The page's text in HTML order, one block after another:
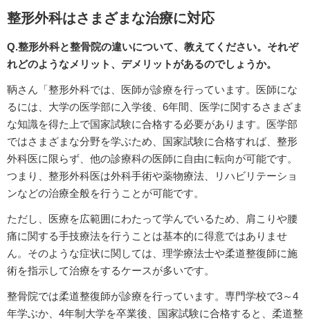
整形外科はさまざまな治療に対応
Q.整形外科と整骨院の違いについて、教えてください。それぞ
れどのようなメリット、デメリットがあるのでしょうか。
鞆さん「整形外科では、医師が診療を行っています。医師にな
るには、大学の医学部に入学後、6年間、医学に関するさまざま
な知識を得た上で国家試験に合格する必要があります。医学部
ではさまざまな分野を学ぶため、国家試験に合格すれば、整形
外科医に限らず、他の診療科の医師に自由に転向が可能です。
つまり、整形外科医は外科手術や薬物療法、リハビリテーショ
ンなどの治療全般を行うことが可能です。
ただし、医療を広範囲にわたって学んでいるため、肩こりや腰
痛に関する手技療法を行うことは基本的に得意ではありませ
ん。そのような症状に関しては、理学療法士や柔道整復師に施
術を指示して治療をするケースが多いです。
整骨院では柔道整復師が診療を行っています。専門学校で3～4
年学ぶか、4年制大学を卒業後、国家試験に合格すると、柔道整